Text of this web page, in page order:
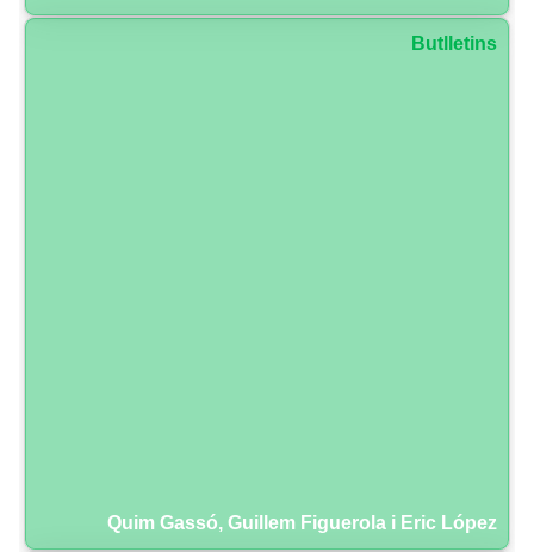
Butlletins
Quim Gassó, Guillem Figuerola i Eric López